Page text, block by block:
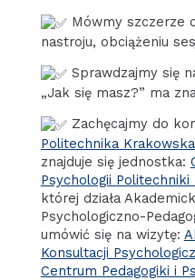
Mówmy szczerze
nastroju, obciążeniu
Sprawdzajmy się
„Jak się masz?” ma
Zachęcajmy do
Politechnika
znajduje się jednostka:
Psychologii
której działa
Psychologiczno-
umówić się na wizytę:
Konsultacji
Centrum Pedagogiki i